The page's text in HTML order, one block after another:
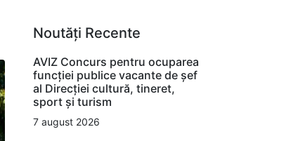
Noutăți Recente
AVIZ Concurs pentru ocuparea
funcţiei publice vacante de şef
al Direcţiei cultură, tineret,
sport şi turism
7 august 2026